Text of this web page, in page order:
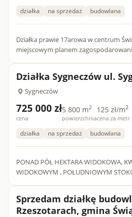
działka na sprzedaż budowlana
Działka prawie 17arowa w centrum
miejscowym planem
Działka Sygneczów ul.
Sygneczów
725 000 zł
cena
5 800 m2
powierzchnia
125 zł/m2
cena za metr
działka na sprzedaż budowlana
PONAD PÓŁ HEKTARA WIDOKOWA,
WIDOKOWYM , POŁUDNIOWYM
Sprzedam działkę
Rzeszotarach, gmina